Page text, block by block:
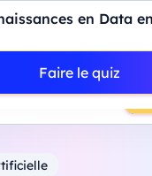
en Data
Faire le quiz
BI : construisez votre
- Mardi 11
Parents